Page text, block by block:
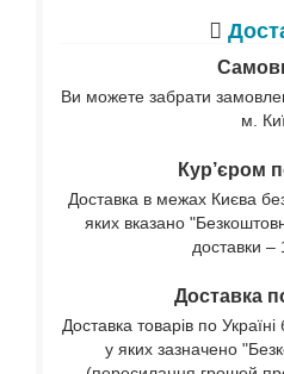
Ви можете забрати
м.
Кур’єром
Доставка в межах Києва
яких вказано
доставки –
Доставка
Доставка товарів по
у яких зазначено